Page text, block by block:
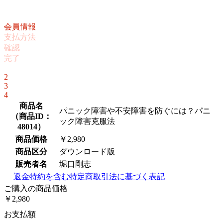
会員情報
支払方法
確認
完了
2
3
4
商品名
（商品ID：
48014）
パニック障害や不安障害を防ぐには？パニ
ック障害克服法
商品価格
￥2,980
商品区分
ダウンロード版
販売者名
堀口剛志
返金特約を含む特定商取引法に基づく表記
ご購入の商品価格
￥2,980
お支払額